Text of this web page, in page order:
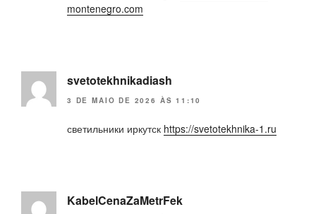
montenegro.com
svetotekhnikadiash
3 DE MAIO DE 2026 ÀS 11:10
светильники иркутск https://svetotekhnika-1.ru
KabelCenaZaMetrFek